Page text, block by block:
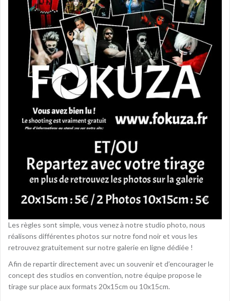
Les règles sont simple, vous venez à notre studio photo, nous
réalisons différentes photos sur notre fond noir et vous les
retrouvez gratuitement sur notre galerie en ligne dédiée !
Afin de repartir directement avec un souvenir et d’encourager le
concept des studios en convention, notre équipe propose le
tirage sur place aux formats 20x15cm ou 10x15cm.